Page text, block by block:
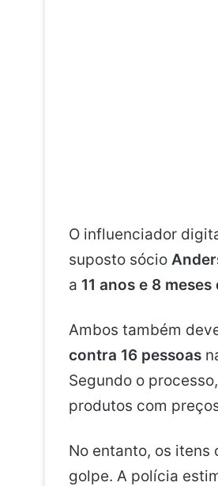
O influenciador
suposto sócio
a 11 anos e 8
Ambos também
contra 16 pessoas
Segundo o
produtos com
No entanto, os itens
golpe. A polícia